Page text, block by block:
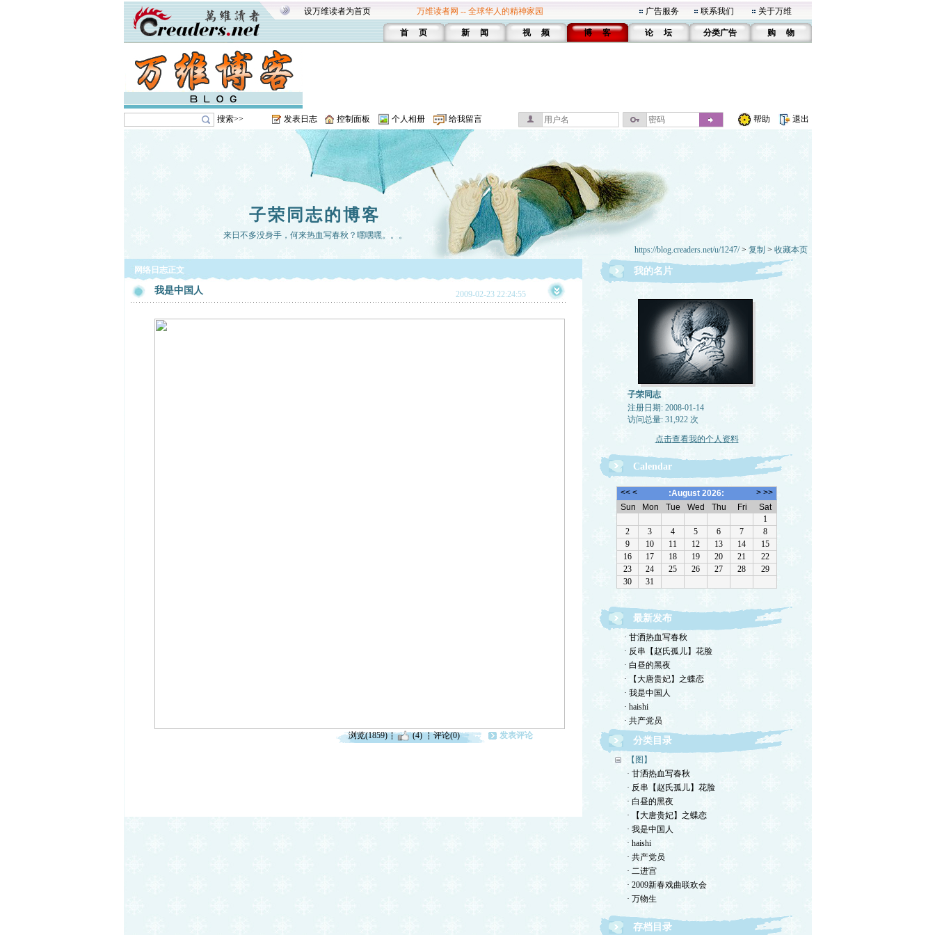
设万维读者为首页 万维读者网 -- 全球华人的精神家园 广告服务 联系我们 关于万维
首 页 新 闻 视 频 博 客 论 坛 分类广告 购 物
搜索>> 发表日志 控制面板 个人相册 给我留言 帮助 退出
子荣同志的博客
来日不多没身手，何来热血写春秋？嘿嘿嘿。。。
https://blog.creaders.net/u/1247/> 复制 > 收藏本页
网络日志正文
我是中国人 2009-02-23 22:24:55
浏览(1859) (4) 评论(0) 发表评论
我的名片
子荣同志
注册日期: 2008-01-14
访问总量: 31,922 次
点击查看我的个人资料
Calendar
最新发布
· 甘洒热血写春秋
· 反串【赵氏孤儿】花脸
· 白昼的黑夜
· 【大唐贵妃】之蝶恋
· 我是中国人
· haishi
· 共产党员
分类目录
【图】
· 甘洒热血写春秋
· 反串【赵氏孤儿】花脸
· 白昼的黑夜
· 【大唐贵妃】之蝶恋
· 我是中国人
· haishi
· 共产党员
· 二进宫
· 2009新春戏曲联欢会
· 万物生
存档目录